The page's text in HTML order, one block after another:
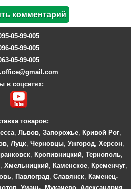
05-99-005
05-99-005
05-99-005
в соцсетях:
товаров:
, Львов, Запорожье, Кривой Рог,
, Луцк, Черновцы, Ужгород, Херсон,
, Кропивницкий, Тернополь,
, Хмельницкий, Каменское, Кременчуг,
, Павлоград, Славянск, Каменец-